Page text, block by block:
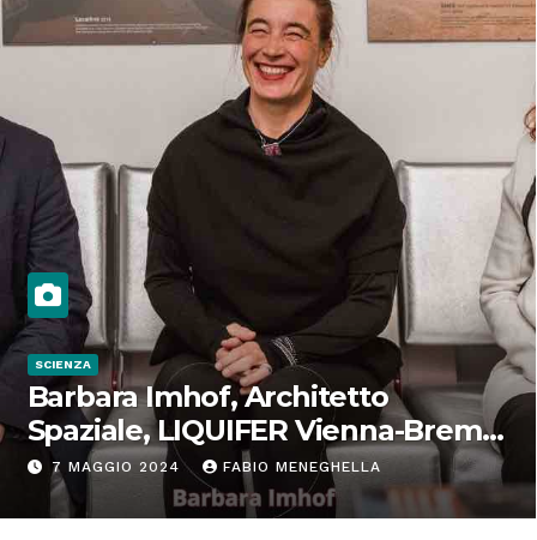
SCIENZA
Barbara Imhof, Architetto
Spaziale, LIQUIFER Vienna-Brema:
“Progettiamo habitat per lo
Spazio”
7 MAGGIO 2024 FABIO MENEGHELLA